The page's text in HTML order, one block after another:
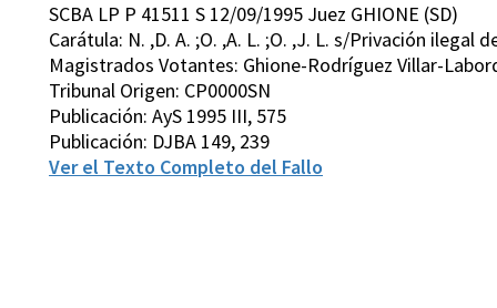
SCBA LP P 41511 S 12/09/1995 Juez GHIONE (SD)
Carátula: N. ,D. A. ;O. ,A. L. ;O. ,J. L. s/Privación
Magistrados Votantes: Ghione-Rodríguez Villar-
Tribunal Origen: CP0000SN
Publicación: AyS 1995 III, 575
Publicación: DJBA 149, 239
Ver el Texto Completo del Fallo